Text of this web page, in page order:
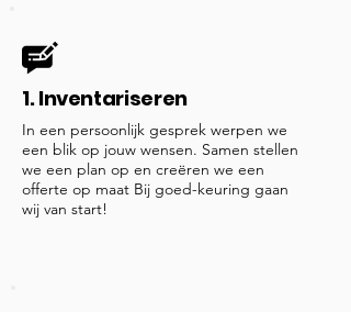
1. Inventariseren
In een persoonlijk gesprek werpen we
een blik op jouw wensen. Samen stellen
we een plan op en creëren we een
offerte op maat Bij goed-keuring gaan
wij van start!